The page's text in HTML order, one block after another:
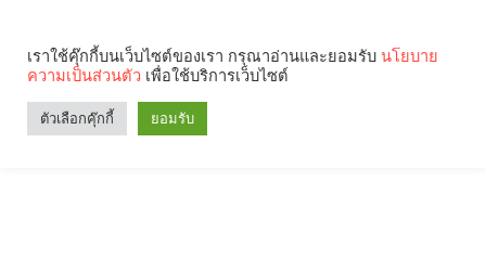
เราใช้คุ๊กกี้บนเว็บไซต์ของเรา กรุณาอ่านและยอมรับ นโยบาย
ความเป็นส่วนตัว เพื่อใช้บริการเว็บไซต์
ตัวเลือกคุ๊กกี้ ยอมรับ